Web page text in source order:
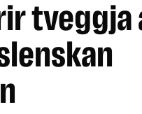
tveggja